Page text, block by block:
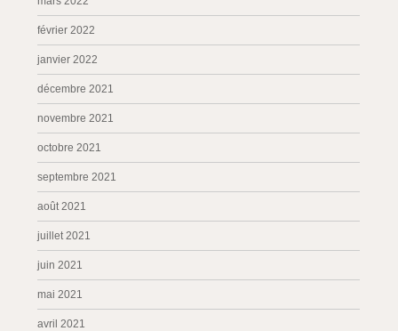
février 2022
janvier 2022
décembre 2021
novembre 2021
octobre 2021
septembre 2021
août 2021
juillet 2021
juin 2021
mai 2021
avril 2021